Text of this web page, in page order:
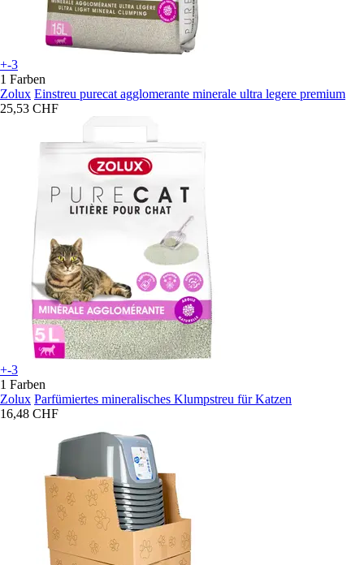
+-3
1 Farben
Zolux Einstreu purecat agglomerante minerale ultra legere premium
25,53 CHF
+-3
1 Farben
Zolux Parfümiertes mineralisches Klumpstreu für Katzen
16,48 CHF